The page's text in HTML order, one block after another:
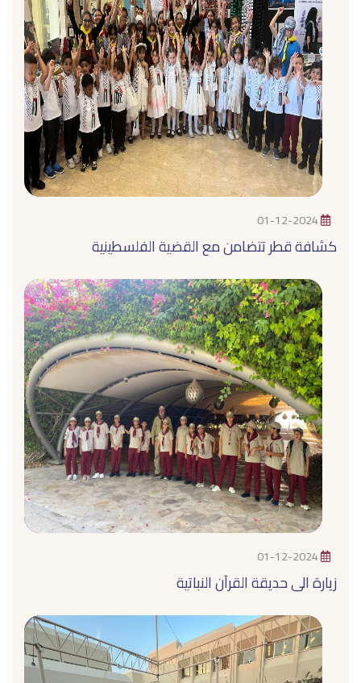
01-12-2024
كشافة قطر تتضامن مع القضية الفلسطينية
01-12-2024
زيارة الى حديقة القرآن النباتية